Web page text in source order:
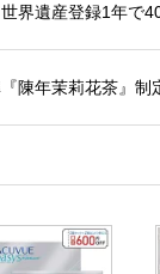
界遺産登録1年で
陳年茉莉花茶』制